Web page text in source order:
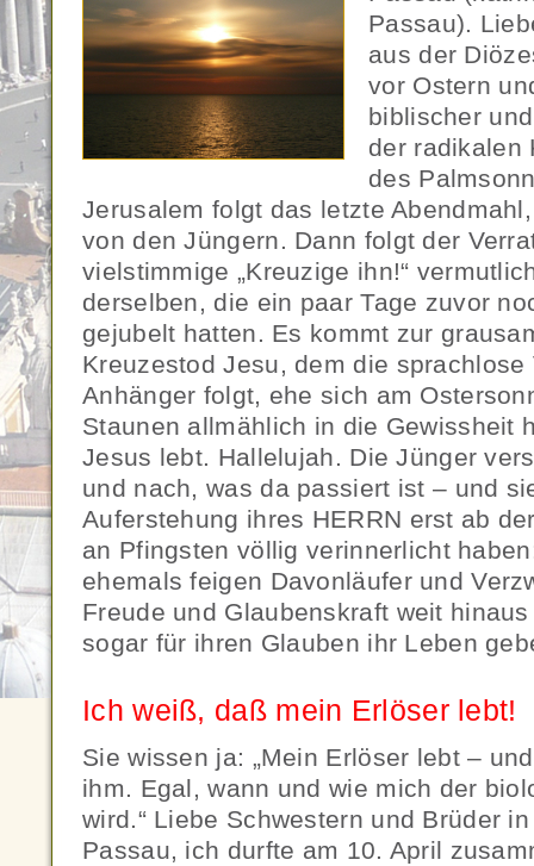
Passau).
aus der
vor Ostern
biblischer
der radikalen
des
Jerusalem folgt das letzte
von den Jüngern. Dann folgt der
vielstimmige „Kreuzige ihn!“
derselben, die ein paar Tage zuvor
gejubelt hatten. Es kommt zur
Kreuzestod Jesu, dem die
Anhänger folgt, ehe sich am
Staunen allmählich in die Gewissheit
Jesus lebt. Hallelujah. Die Jünger
und nach, was da passiert ist – und
Auferstehung ihres HERRN erst ab
an Pfingsten völlig verinnerlicht
ehemals feigen Davonläufer und
Freude und Glaubenskraft weit
sogar für ihren Glauben ihr Leben
Ich weiß, daß mein Erlöser lebt!
Sie wissen ja: „Mein Erlöser lebt –
ihm. Egal, wann und wie mich der
wird.“ Liebe Schwestern und Brüder
Passau, ich durfte am 10. April